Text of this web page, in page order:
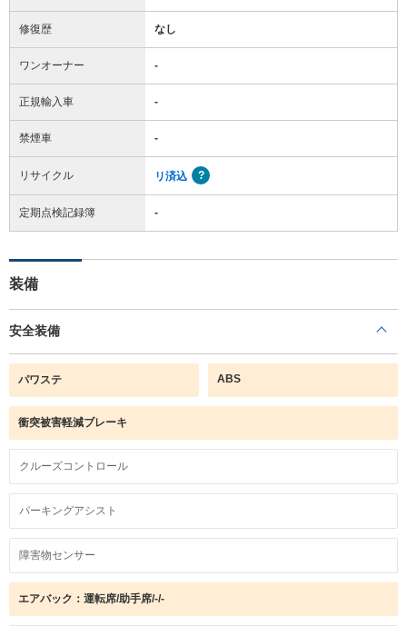
修復歴 なし
ワンオーナー -
正規輸入車 -
禁煙車 -
リサイクル リ済込
定期点検記録簿 -
装備
安全装備
パワステ ABS
衝突被害軽減ブレーキ
クルーズコントロール
パーキングアシスト
障害物センサー
エアバック：運転席/助手席/-/-